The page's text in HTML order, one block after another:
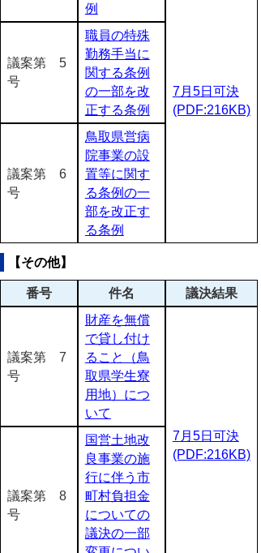
例
7月5日可決
(PDF:216KB)
議案第 5
号
職員の特殊
勤務手当に
関する条例
の一部を改
正する条例
議案第 6
号
鳥取県営病
院事業の設
置等に関す
る条例の一
部を改正す
る条例
【その他】
番号 件名 議決結果
議案第 7
号
財産を無償
で貸し付け
ること（鳥
取県学生寮
用地）につ
いて
7月5日可決
(PDF:216KB)
議案第 8
号
国営土地改
良事業の施
行に伴う市
町村負担金
についての
議決の一部